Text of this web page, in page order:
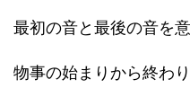
最初の音と最後の音を
物事の始まりから終わ